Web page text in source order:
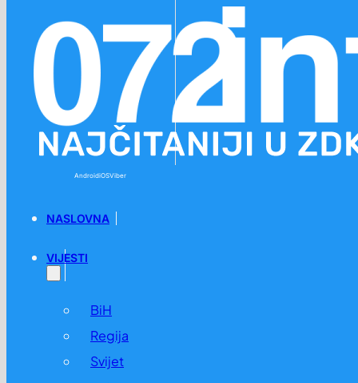
AndroidiOSViber
NASLOVNA
VIJESTI
BiH
Regija
Svijet